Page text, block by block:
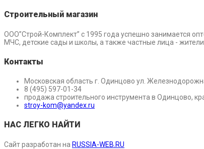
Строительный магазин
ООО”Строй-Комплект” с 1995 года успешно занимается
МЧС, детские сады и школы, а также частные лица -
Контакты
Московская область г. Одинцово ул.
8 (495) 597-01-34
продажа строительного инструмента в Одинцово,
stroy-kom@yandex.ru
НАС ЛЕГКО НАЙТИ
Сайт разработан на RUSSIA-WEB.RU